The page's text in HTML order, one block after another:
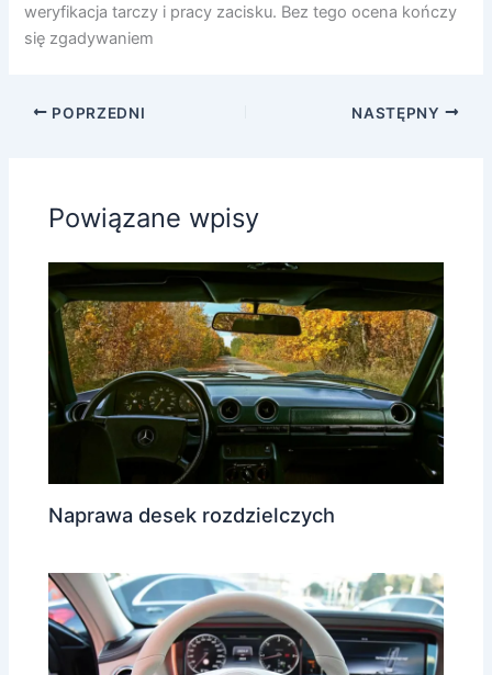
weryfikacja tarczy i pracy zacisku. Bez tego ocena kończy
się zgadywaniem
POPRZEDNI NASTĘPNY
Powiązane wpisy
Naprawa desek rozdzielczych